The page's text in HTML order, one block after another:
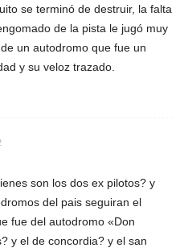
se terminó de destruir, la falta
de la pista le jugó muy
un autodromo que fue un
y su veloz trazado.
son los dos ex pilotos? y
del pais seguiran el
fue del autodromo «Don
y el de concordia? y el san